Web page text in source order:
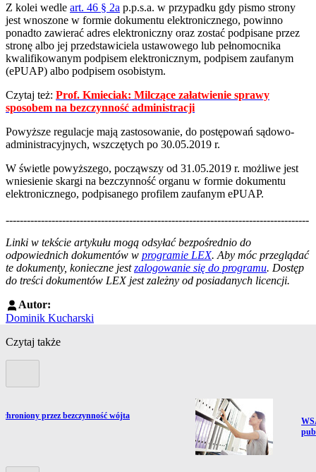
Z kolei wedle art. 46 § 2a p.p.s.a. w przypadku gdy pismo strony
jest wnoszone w formie dokumentu elektronicznego, powinno
ponadto zawierać adres elektroniczny oraz zostać podpisane przez
stronę albo jej przedstawiciela ustawowego lub pełnomocnika
kwalifikowanym podpisem elektronicznym, podpisem zaufanym
(ePUAP) albo podpisem osobistym.
Czytaj też: Prof. Kmieciak: Milczące załatwienie sprawy
sposobem na bezczynność administracji
Powyższe regulacje mają zastosowanie, do postępowań sądowo-
administracyjnych, wszczętych po 30.05.2019 r.
W świetle powyższego, począwszy od 31.05.2019 r. możliwe jest
wniesienie skargi na bezczynność organu w formie dokumentu
elektronicznego, podpisanego profilem zaufanym ePUAP.
--------------------------------------------------------------------------------------
Linki w tekście artykułu mogą odsyłać bezpośrednio do
odpowiednich dokumentów w programie LEX. Aby móc przeglądać
te dokumenty, konieczne jestzalogowanie się do programu. Dostęp
do treści dokumentów LEX jest zależny od posiadanych licencji.
Autor:
Dominik Kucharski
Czytaj także
przez bezczynność wójta